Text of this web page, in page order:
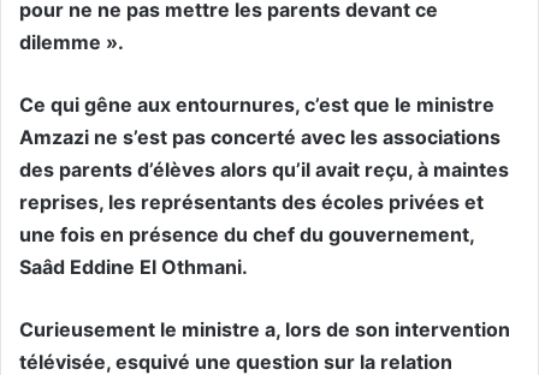
pour ne ne pas mettre les parents devant ce
dilemme ».
Ce qui gêne aux entournures, c’est que le ministre
Amzazi ne s’est pas concerté avec les associations
des parents d’élèves alors qu’il avait reçu, à maintes
reprises, les représentants des écoles privées et
une fois en présence du chef du gouvernement,
Saâd Eddine El Othmani.
Curieusement le ministre a, lors de son intervention
télévisée, esquivé une question sur la relation